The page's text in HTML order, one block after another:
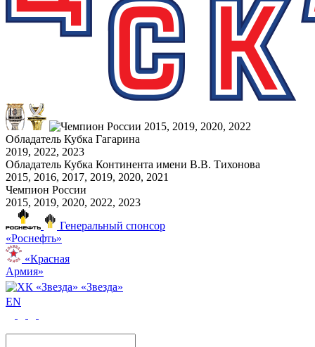
Обладатель Кубка Гагарина
2019, 2022, 2023
Обладатель Кубка Континента имени В.В. Тихонова
2015, 2016, 2017, 2019, 2020, 2021
Чемпион России
2015, 2019, 2020, 2022, 2023
Генеральный спонсор
«Роснефть»
«Красная
Армия»
«Звезда»
EN